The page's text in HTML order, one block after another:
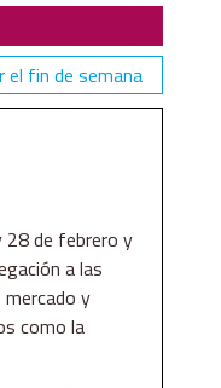
el fin de semana
28 de febrero y
a las
y
como la